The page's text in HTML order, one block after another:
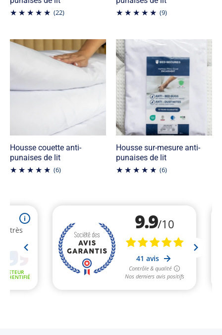
(22) (9)
Housse couette anti-
punaises de lit
(6)
Housse sur-mesure anti-
punaises de lit
(6)